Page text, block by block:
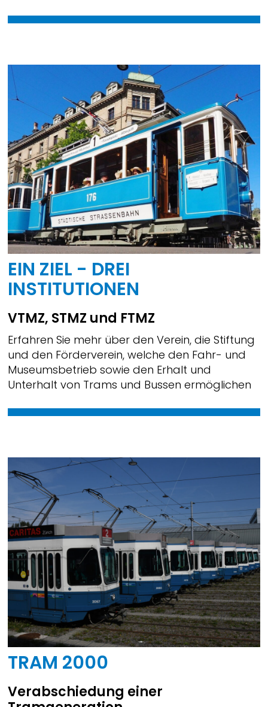
EIN ZIEL - DREI
INSTITUTIONEN
VTMZ, STMZ und FTMZ
Erfahren Sie mehr über den Verein, die Stiftung
und den Förderverein, welche den Fahr- und
Museumsbetrieb sowie den Erhalt und
Unterhalt von Trams und Bussen ermöglichen
TRAM 2000
Verabschiedung einer